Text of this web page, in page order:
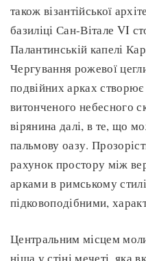
також візантійської
базиліці Сан-Вітале VI
Палантинській капелі
Чергування рожевої
подвійних арках
витонченого небесного
вірянина далі, в те, що
пальмову оазу.
рахунок простору між
арками в римському
підковоподібними,
Центральним місцем
ніша у стіні мечеті, яка